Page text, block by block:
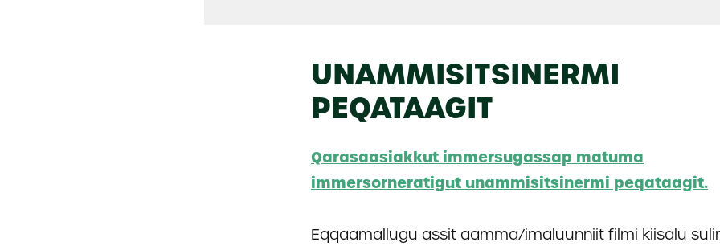
UNAMMISITSINERMI
PEQATAAGIT
Qarasaasiakkut immersugassap matuma
immersorneratigut unammisitsinermi peqataagit.
Eqqaamallugu assit aamma/imaluunniit filmi kiisalu